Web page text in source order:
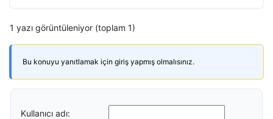
1 yazı görüntüleniyor (toplam 1)
Bu konuyu yanıtlamak için giriş yapmış olmalısınız.
Kullanıcı adı: